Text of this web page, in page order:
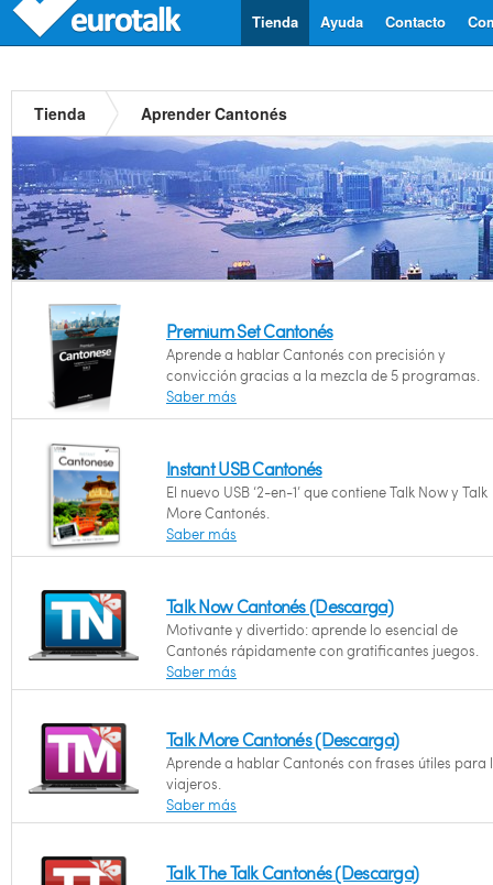
Contacto
Ayuda
Tienda
Tienda Aprender Cantonés
Premium Set Cantonés
Aprende a hablar Cantonés con precisión y
convicción gracias a la mezcla de 5 programas.
Saber más
Instant USB Cantonés
El nuevo USB ‘2-en-1’ que contiene Talk Now y Talk
More Cantonés.
Saber más
Talk Now Cantonés (Descarga)
Motivante y divertido: aprende lo esencial de
Cantonés rápidamente con gratificantes juegos.
Saber más
Talk More Cantonés (Descarga)
Aprende a hablar Cantonés con frases útiles para
viajeros.
Saber más
Talk The Talk Cantonés (Descarga)